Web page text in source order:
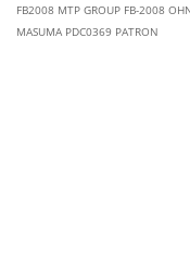
FB2008 MTP GROUP FB-2008
MASUMA PDC0369 PATRON